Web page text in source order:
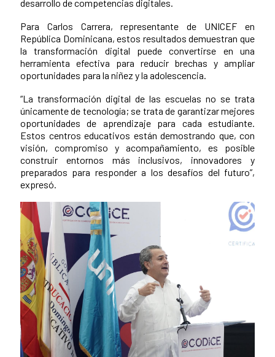
desarrollo de competencias digitales.
Para Carlos Carrera, representante de UNICEF en
República Dominicana, estos resultados demuestran que
la transformación digital puede convertirse en una
herramienta efectiva para reducir brechas y ampliar
oportunidades para la niñez y la adolescencia.
“La transformación digital de las escuelas no se trata
únicamente de tecnología; se trata de garantizar mejores
oportunidades de aprendizaje para cada estudiante.
Estos centros educativos están demostrando que, con
visión, compromiso y acompañamiento, es posible
construir entornos más inclusivos, innovadores y
preparados para responder a los desafíos del futuro”,
expresó.